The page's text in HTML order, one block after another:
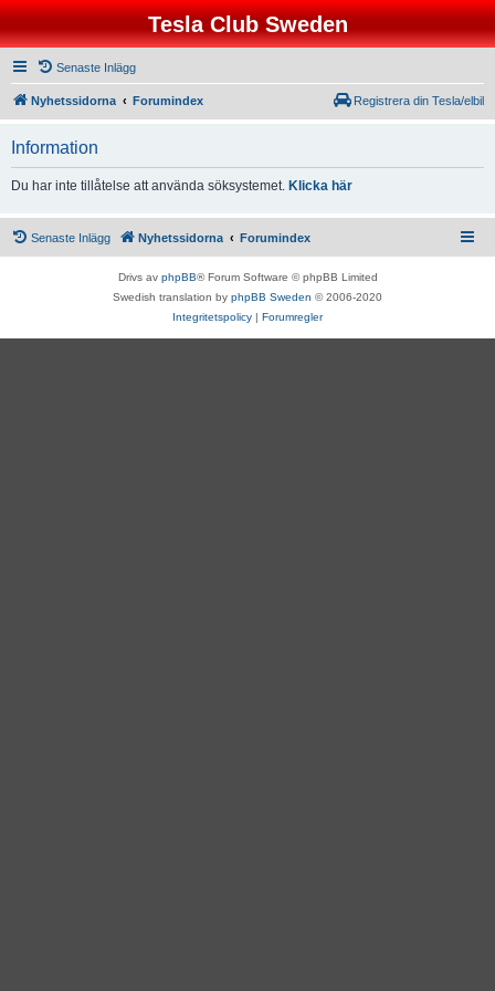
Tesla Club Sweden
Senaste Inlägg
Nyhetssidorna Forumindex Registrera din Tesla/elbil
Information
Du har inte tillåtelse att använda söksystemet. Klicka här
Senaste Inlägg Nyhetssidorna Forumindex
Drivs av phpBB® Forum Software © phpBB Limited
Swedish translation by phpBB Sweden © 2006-2020
Integritetspolicy | Forumregler